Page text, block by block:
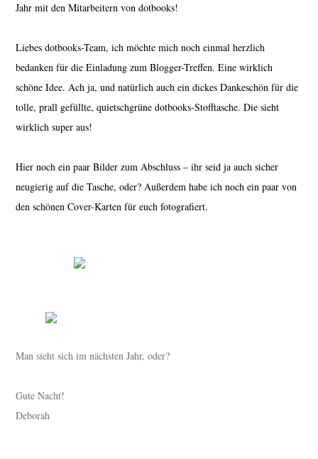
Jahr mit den Mitarbeitern von dotbooks!
Liebes dotbooks-Team, ich möchte mich noch einmal herzlich
bedanken für die Einladung zum Blogger-Treffen. Eine wirklich
schöne Idee. Ach ja, und natürlich auch ein dickes Dankeschön für die
tolle, prall gefüllte, quietschgrüne dotbooks-Stofftasche. Die sieht
wirklich super aus!
Hier noch ein paar Bilder zum Abschluss – ihr seid ja auch sicher
neugierig auf die Tasche, oder? Außerdem habe ich noch ein paar von
den schönen Cover-Karten für euch fotografiert.
Man sieht sich im nächsten Jahr, oder?
Gute Nacht!
Deborah